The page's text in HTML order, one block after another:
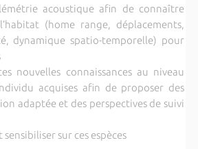
acoustique afin de connaître
(home range, déplacements,
dynamique spatio-temporelle) pour
nouvelles connaissances au niveau
acquises afin de proposer des
adaptée et des perspectives de suivi
sur ces espèces